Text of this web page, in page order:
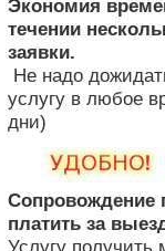
Экономия
течении
заявки.
Не надо
услугу в любое
дни)
Сопровождение
платить за
Услугу